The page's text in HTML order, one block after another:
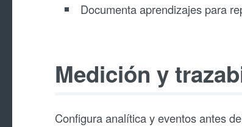
Documenta aprendizajes para
Medición y
Configura analítica y eventos antes